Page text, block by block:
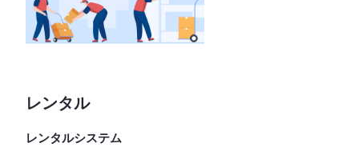
レンタル
レンタルシステム